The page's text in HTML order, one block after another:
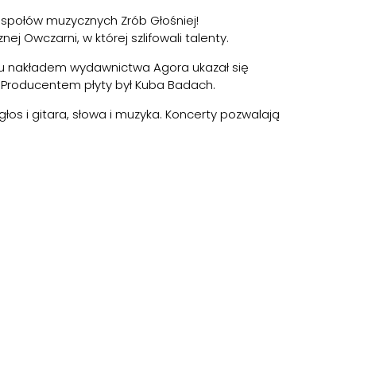
muzycznych Zrób Głośniej!
Owczarni, w której szlifowali talenty.
nakładem wydawnictwa Agora ukazał się
płyty był Kuba Badach.
i gitara, słowa i muzyka. Koncerty pozwalają